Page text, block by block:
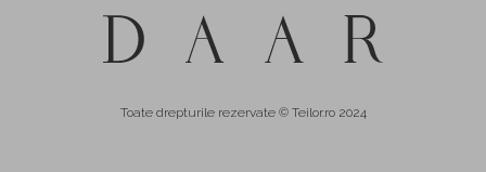
Toate drepturile rezervate © Teilor.ro 2024